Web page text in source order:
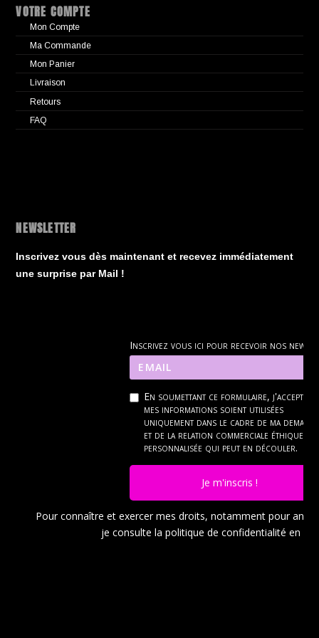
VOTRE COMPTE
Mon Compte
Ma Commande
Mon Panier
Livraison
Retours
FAQ
NEWSLETTER
Inscrivez vous dès maintenant et recevez immédiatement
une surprise par Mail !
Inscrivez vous ici pour recevoir nos news
En soumettant ce formulaire, j'accepte
mes informations soient utilisées
uniquement dans le cadre de ma
et de la relation commerciale éthique et
personnalisée qui peut en découler.
Je m'inscris !
Pour connaître et exercer mes droits, notamment pour
je consulte la politique de confidentialité en